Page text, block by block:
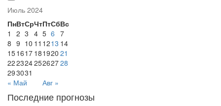
Июль 2024
ПнВтСрЧтПтСбВс
« Май Авг »
1 2 3 4 5 6 7
8 9 10 11 1213 14
151617 181920 21
22232425262728
293031
Последние прогнозы